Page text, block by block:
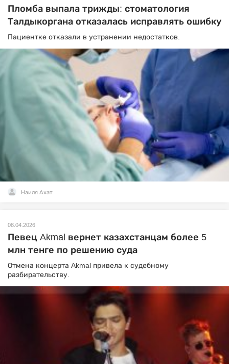
Пломба выпала трижды: стоматология
Талдыкоргана отказалась исправлять ошибку
Пациентке отказали в устранении недостатков.
Наиля Ахат
08.04.2026
Певец Akmal вернет казахстанцам более 5
млн тенге по решению суда
Отмена концерта Akmal привела к судебному
разбирательству.